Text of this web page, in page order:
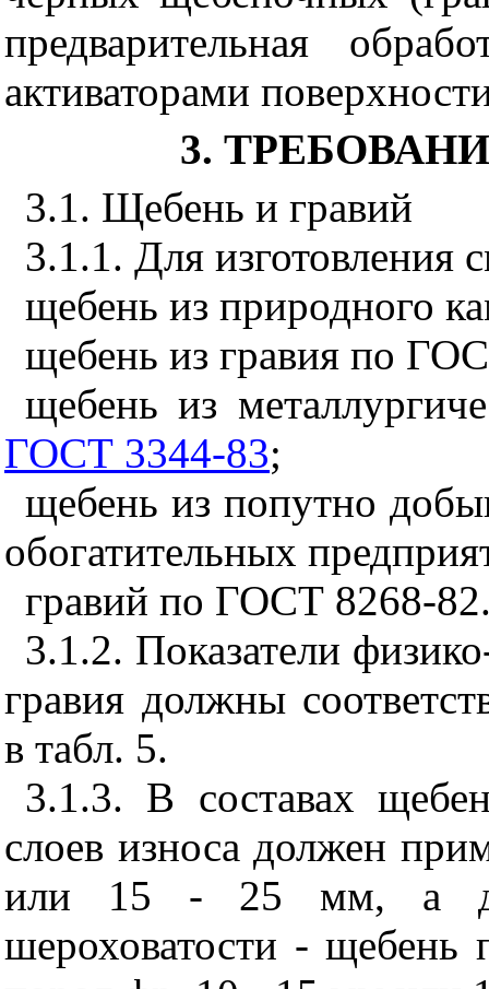
предварительная
активаторами
3.
3.1. Щебень и гравий
3.1.1. Для изготовления
щебень из природного
щебень из гравия по
щебень из
ГОСТ 3344-83;
щебень из попутно
обогатительных
гравий по ГОСТ 8268-
3.1.2. Показатели
гравия должны
в табл. 5.
3.1.3. В составах
слоев износа должен
или 15 - 25 мм, а
шероховатости - щебень